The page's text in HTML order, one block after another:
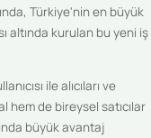
Türkiye'nin en büyük
altında kurulan bu yeni iş
ile alıcıları ve
hem de bireysel satıcılar
büyük avantaj